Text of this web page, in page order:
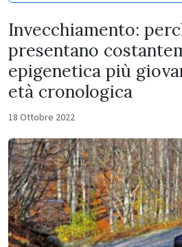
Invecchiamento:
presentano
epigenetica più
età cronologica
18 Ottobre 2022